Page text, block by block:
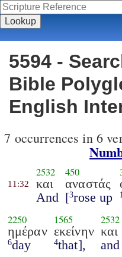
5594 -
Bible
English
7 occurrences in 6
11:32
2532
και
And
450
αναστάς
[3rose up 1
2250
ημέραν
6day
1565
εκείνην
4that],
2532
και
and